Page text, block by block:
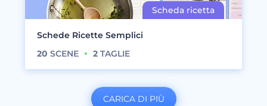
Schede Ricette Semplici
20 SCENE 2 TAGLIE
CARICA DI PIÙ